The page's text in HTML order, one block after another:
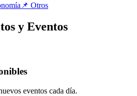
📌 Otros
y Eventos
eventos cada día.